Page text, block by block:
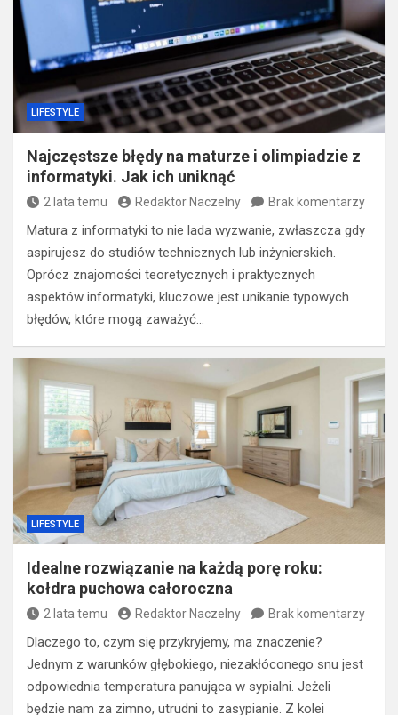
LIFESTYLE
Najczęstsze błędy na maturze i olimpiadzie z
informatyki. Jak ich uniknąć
2 lata temu Redaktor Naczelny Brak komentarzy
Matura z informatyki to nie lada wyzwanie, zwłaszcza gdy
aspirujesz do studiów technicznych lub inżynierskich.
Oprócz znajomości teoretycznych i praktycznych
aspektów informatyki, kluczowe jest unikanie typowych
błędów, które mogą zaważyć…
LIFESTYLE
Idealne rozwiązanie na każdą porę roku:
kołdra puchowa całoroczna
2 lata temu Redaktor Naczelny Brak komentarzy
Dlaczego to, czym się przykryjemy, ma znaczenie?
Jednym z warunków głębokiego, niezakłóconego snu jest
odpowiednia temperatura panująca w sypialni. Jeżeli
będzie nam za zimno, utrudni to zasypianie. Z kolei